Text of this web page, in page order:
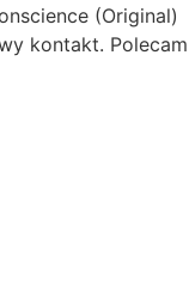
(Original)
kontakt. Polecam